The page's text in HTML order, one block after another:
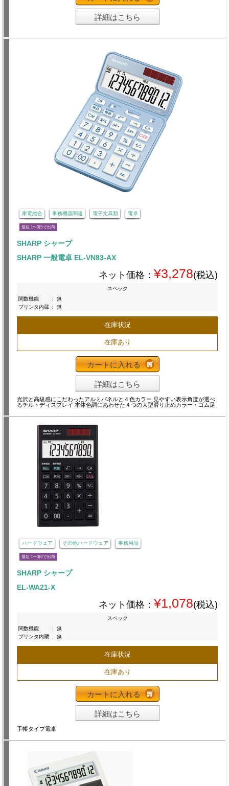
詳細はこちら
家電総合 事務機器関連 電子文具類 電卓
最短 1〜3日で出荷
SHARP シャープ
SHARP 一般電卓 EL-VN83-AX
ネット価格： ¥3,278(税込)
スペック
関数機能
:
無
プリンタ内蔵 : 無
在庫状況
在庫あり
カートに入れる
詳細はこちら
光沢と高級感にこだわったアルミパネルと４色カラー 見やすい表示角度が選べ
るチルトディスプレイ 本体色調にあわせた４つの大型滑り止めカラー・ゴム足
ハードウェア その他ハードウェア 事務用品
最短 1〜3日で出荷
SHARP シャープ
EL-WA21-X
ネット価格： ¥1,078(税込)
スペック
関数機能
:
無
プリンタ内蔵 : 無
在庫状況
在庫あり
カートに入れる
詳細はこちら
手帳タイプ電卓